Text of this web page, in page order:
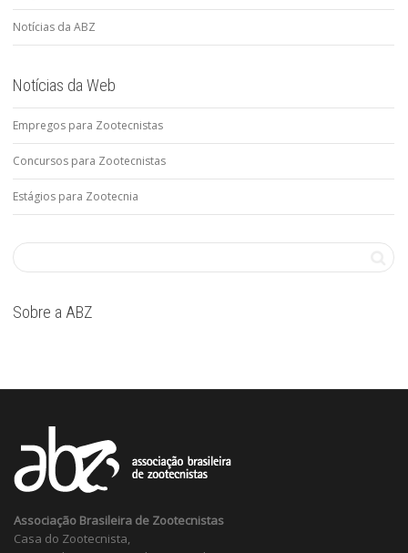
Notícias da ABZ
Notícias da Web
Empregos para Zootecnistas
Concursos para Zootecnistas
Estágios para Zootecnia
Sobre a ABZ
Associação Brasileira de Zootecnistas
Casa do Zootecnista,